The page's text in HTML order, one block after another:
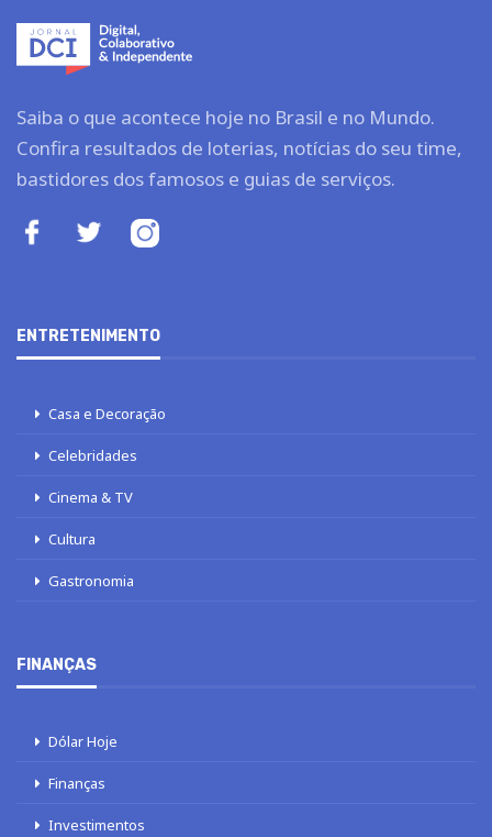
Saiba o que acontece hoje no Brasil e no Mundo.
Confira resultados de loterias, notícias do seu time,
bastidores dos famosos e guias de serviços.
ENTRETENIMENTO
Casa e Decoração
Celebridades
Cinema & TV
Cultura
Gastronomia
FINANÇAS
Dólar Hoje
Finanças
Investimentos